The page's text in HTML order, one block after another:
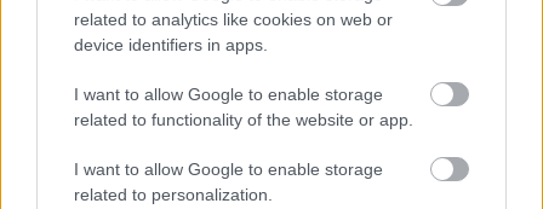
related to analytics like cookies on web or
device identifiers in apps.
I want to allow Google to enable storage
related to functionality of the website or app.
I want to allow Google to enable storage
related to personalization.